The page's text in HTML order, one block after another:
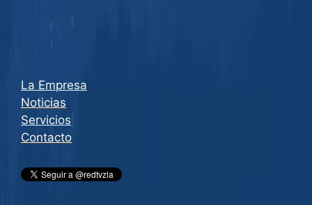
La Empresa
Noticias
Servicios
Contacto